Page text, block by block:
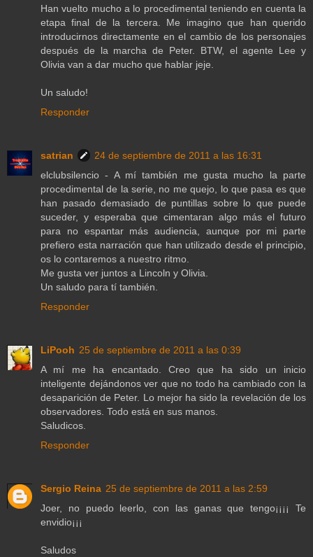
Han vuelto mucho a lo procedimental teniendo en cuenta la
etapa final de la tercera. Me imagino que han querido
introducirnos directamente en el cambio de los personajes
después de la marcha de Peter. BTW, el agente Lee y
Olivia van a dar mucho que hablar jeje.
Un saludo!
Responder
satrian
24 de septiembre de 2011 a las 16:31
elclubsilencio - A mí también me gusta mucho la parte
procedimental de la serie, no me quejo, lo que pasa es que
han pasado demasiado de puntillas sobre lo que puede
suceder, y esperaba que cimentaran algo más el futuro
para no espantar más audiencia, aunque por mi parte
prefiero esta narración que han utilizado desde el principio,
os lo contaremos a nuestro ritmo.
Me gusta ver juntos a Lincoln y Olivia.
Un saludo para tí también.
Responder
LiPooh 25 de septiembre de 2011 a las 0:39
A mí me ha encantado. Creo que ha sido un inicio
inteligente dejándonos ver que no todo ha cambiado con la
desaparición de Peter. Lo mejor ha sido la revelación de los
observadores. Todo está en sus manos.
Saludicos.
Responder
Sergio Reina 25 de septiembre de 2011 a las 2:59
Joer, no puedo leerlo, con las ganas que tengo¡¡¡¡ Te
envidio¡¡¡
Saludos